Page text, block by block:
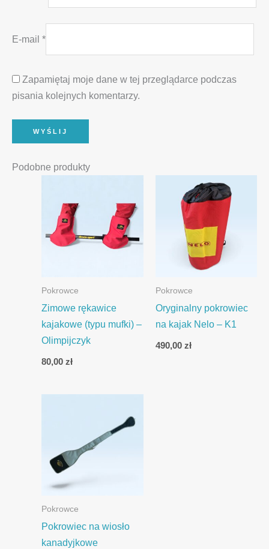
E-mail *
Zapamiętaj moje dane w tej przeglądarce podczas
pisania kolejnych komentarzy.
Podobne produkty
Pokrowce
Zimowe rękawice
kajakowe (typu mufki) –
Olimpijczyk
80,00zł
Pokrowce
Oryginalny pokrowiec
na kajak Nelo – K1
490,00 zł
Pokrowce
Pokrowiec na wiosło
kanadyjkowe